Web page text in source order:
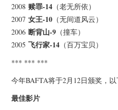
2008 赎罪-14 （老无所依）
2007女王-10 （无间道风云）
2006断背山-9 （撞车）
2005飞行家-14 （百万宝贝）
*** *** ***
今年BAFTA将于2月12日颁奖，
最佳影片